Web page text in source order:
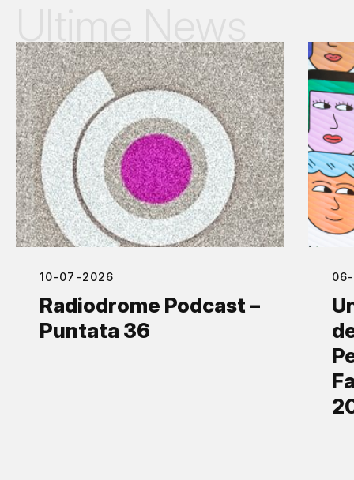
10-07-2026
Radiodrome Podcast –
Puntata 36